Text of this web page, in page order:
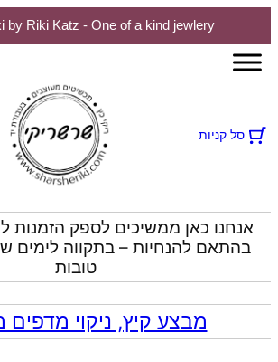
by Riki Katz - One of a kind jewlery
לדלג
סל קניות
אנחנו כאן ממשיכים לספק הזמנות
בהתאם להנחיות – בתקווה לימים
טובות
מבצע קיץ, ניקוי מדפים